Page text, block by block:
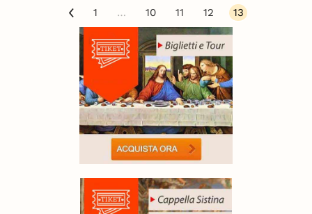
1 … 10 11 12 13